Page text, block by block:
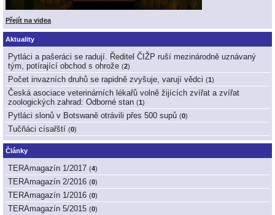
Přejít na videa
Aktuality
Pytláci a pašeráci se radují. Ředitel ČIŽP ruší mezinárodně uznávaný
tým, potírající obchod s ohrože (2)
Počet invazních druhů se rapidně zvyšuje, varují vědci (1 )
Česká asociace veterinárních lékařů volně žijících zvířat a zvířat
zoologických zahrad: Odborné stan (1 )
Pytláci slonů v Botswaně otrávili přes 500 supů (0)
Tučňáci císařští (0)
Články
TERAmagazín 1/2017 (4)
TERAmagazín 2/2016 (0)
TERAmagazín 1/2016 (0)
TERAmagazín 5/2015 (0)